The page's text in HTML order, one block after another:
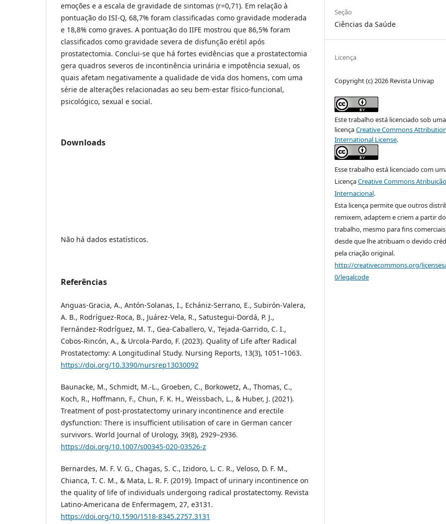
emoções e a escala de gravidade de sintomas (r=0,71). Em relação à
pontuação do ISI-Q, 68,7% foram classificadas como gravidade moderada
e 18,8% como graves. A pontuação do IIFE mostrou que 86,5% foram
classificados como gravidade severa de disfunção erétil após
prostatectomia. Conclui-se que há fortes evidências que a prostatectomia
gera quadros severos de incontinência urinária e impotência sexual, os
quais afetam negativamente a qualidade de vida dos homens, com uma
série de alterações relacionadas ao seu bem-estar físico-funcional,
psicológico, sexual e social.
Downloads
Não há dados estatísticos.
Referências
Anguas-Gracia, A., Antón-Solanas, I., Echániz-Serrano, E., Subirón-Valera,
A. B., Rodríguez-Roca, B., Juárez-Vela, R., Satustegui-Dordá, P. J.,
Fernández-Rodríguez, M. T., Gea-Caballero, V., Tejada-Garrido, C. I.,
Cobos-Rincón, A., & Urcola-Pardo, F. (2023). Quality of Life after Radical
Prostatectomy: A Longitudinal Study. Nursing Reports, 13(3), 1051–1063.
https://doi.org/10.3390/nursrep13030092
Baunacke, M., Schmidt, M.-L., Groeben, C., Borkowetz, A., Thomas, C.,
Koch, R., Hoffmann, F., Chun, F. K. H., Weissbach, L., & Huber, J. (2021).
Treatment of post-prostatectomy urinary incontinence and erectile
dysfunction: There is insufficient utilisation of care in German cancer
survivors. World Journal of Urology, 39(8), 2929–2936.
https://doi.org/10.1007/s00345-020-03526-z
Bernardes, M. F. V. G., Chagas, S. C., Izidoro, L. C. R., Veloso, D. F. M.,
Chianca, T. C. M., & Mata, L. R. F. (2019). Impact of urinary incontinence on
the quality of life of individuals undergoing radical prostatectomy. Revista
Latino-Americana de Enfermagem, 27, e3131.
https://doi.org/10.1590/1518-8345.2757.3131
Seção
Ciências da Saúde
Licença
Copyright (c) 2026 Revista Univap
Este trabalho está licenciado sob uma
licençaCreative Commons
International License.
Esse trabalho está licenciado com
LicençaCreative Commons
Internacional.
Esta licença permite que outros
remixem, adaptem e criem a partir
trabalho, mesmo para fins
desde que lhe atribuam o devido
pela criação original.
http://creativecommons.org/
0/legalcode